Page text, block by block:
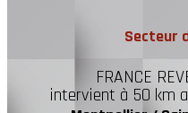
Secteur
FRANCE
intervient à 50 km